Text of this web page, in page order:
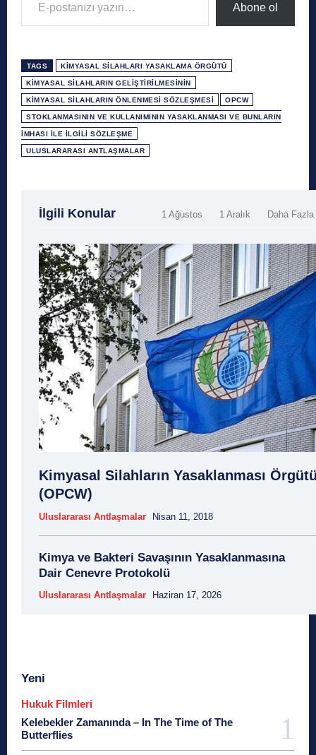
Abone ol
TAGS KIMYASAL SILAHLARI YASAKLAMA ÖRGÜTÜ
KIMYASAL SILAHLARIN GELIŞTIRILMESININ
KIMYASAL SILAHLARIN ÖNLENMESI SÖZLEŞMESI OPCW
STOKLANMASININ VE KULLANIMININ YASAKLANMASI VE BUNLARIN
İMHASI ILE İLGILI SÖZLEŞME
ULUSLARARASI ANTLAŞMALAR
İlgili Konular 1 Ağustos 1 Aralık Daha Fazla
Kimyasal Silahların Yasaklanması
(OPCW)
Uluslararası Antlaşmalar Nisan 11, 2018
Kimya ve Bakteri Savaşının Yasaklanmasına
Dair Cenevre Protokolü
Uluslararası Antlaşmalar Haziran 17, 2026
Yeni
Hukuk Filmleri
Kelebekler Zamanında – In The Time of The
Butterflies